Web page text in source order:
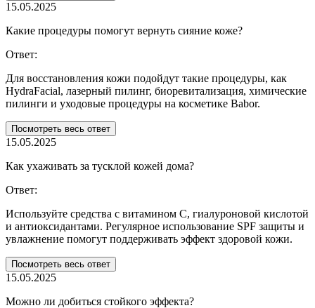
15.05.2025
Какие процедуры помогут вернуть сияние коже?
Ответ:
Для восстановления кожи подойдут такие процедуры, как
HydraFacial, лазерный пилинг, биоревитализация, химические
пилинги и уходовые процедуры на косметике Babor.
Посмотреть весь ответ
15.05.2025
Как ухаживать за тусклой кожей дома?
Ответ:
Используйте средства с витамином С, гиалуроновой кислотой
и антиоксидантами. Регулярное использование SPF защиты и
увлажнение помогут поддерживать эффект здоровой кожи.
Посмотреть весь ответ
15.05.2025
Можно ли добиться стойкого эффекта?